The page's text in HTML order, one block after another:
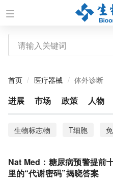
首页 医疗器械 体外诊断
进展 市场 政策 人物
生物标志物 T细胞
脊髓修复
血液检测
Nat Med：糖尿病预警提前
里的“代谢密码”揭晓答案